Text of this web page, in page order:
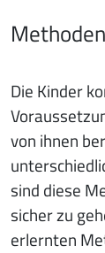
Die Kinder
von ihnen
sind diese
sicher zu
erlernten